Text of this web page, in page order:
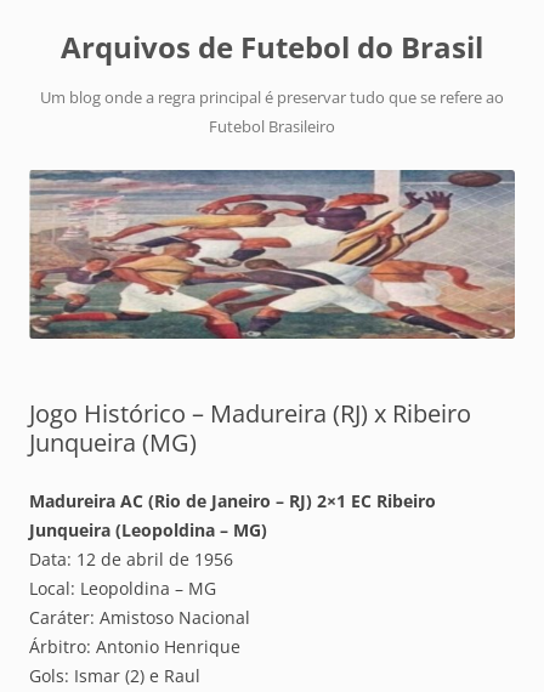
Arquivos de Futebol do Brasil
Um blog onde a regra principal é preservar tudo que se refere ao
Futebol Brasileiro
Jogo Histórico – Madureira (RJ) x Ribeiro
Junqueira (MG)
Madureira AC (Rio de Janeiro – RJ) 2×1 EC Ribeiro
Junqueira (Leopoldina – MG)
Data: 12 de abril de 1956
Local: Leopoldina – MG
Caráter: Amistoso Nacional
Árbitro: Antonio Henrique
Gols: Ismar (2) e Raul